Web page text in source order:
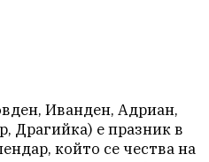
Иванден, Адриан,
Драгийка) е празник в
който се чества на